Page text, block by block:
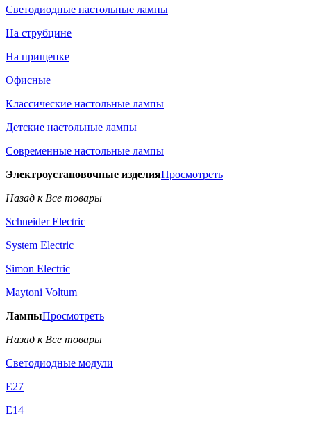
Светодиодные настольные лампы
На струбцине
На прищепке
Офисные
Классические настольные лампы
Детские настольные лампы
Современные настольные лампы
Электроустановочные изделияПросмотреть
Назад к Все товары
Schneider Electric
System Electric
Simon Electric
Maytoni Voltum
ЛампыПросмотреть
Назад к Все товары
Светодиодные модули
E27
E14